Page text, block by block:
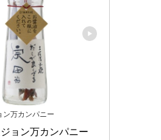
ン万カンパニー
ョン万カンパニー